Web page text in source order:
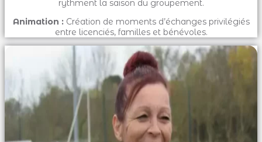
rythment la saison du groupement.
Animation :Création de moments d’échanges privilégiés
entre licenciés, familles et bénévoles.